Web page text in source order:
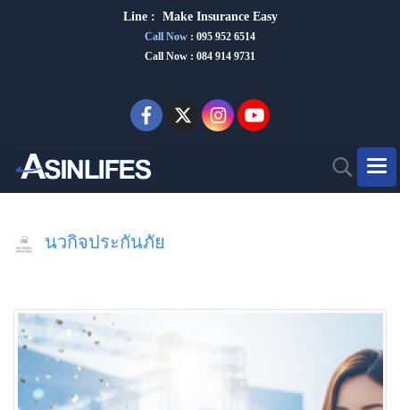
Line : Make Insurance Easy
Call Now : 095 952 6514
Call Now : 084 914 9731
นวกิจประกันภัย